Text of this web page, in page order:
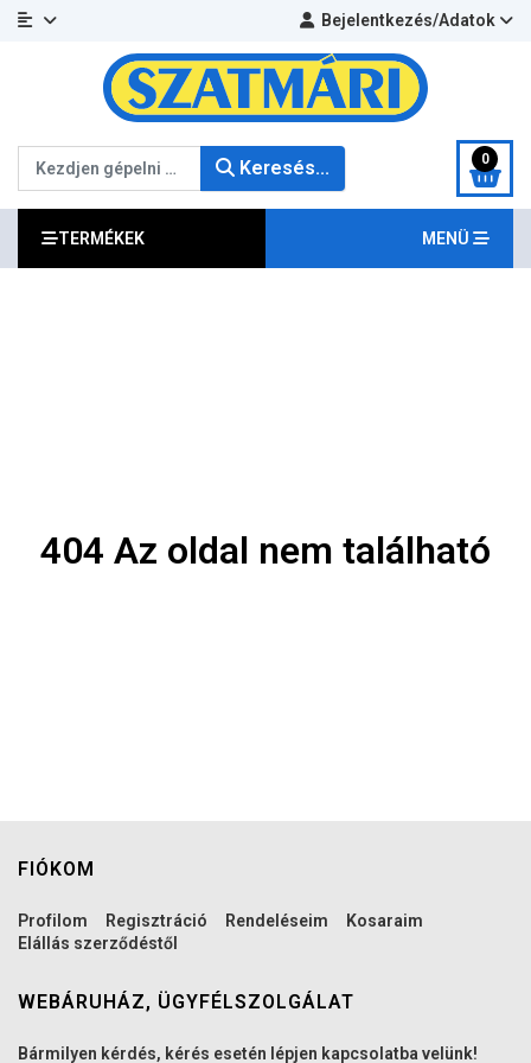
Bejelentkezés/Adatok
Keresés... 0
TERMÉKEK MENÜ
404 Az oldal nem található
FIÓKOM
Profilom Regisztráció Rendeléseim
Kosaraim
Elállás szerződéstől
WEBÁRUHÁZ, ÜGYFÉLSZOLGÁLAT
Bármilyen kérdés, kérés esetén lépjen kapcsolatba velünk!